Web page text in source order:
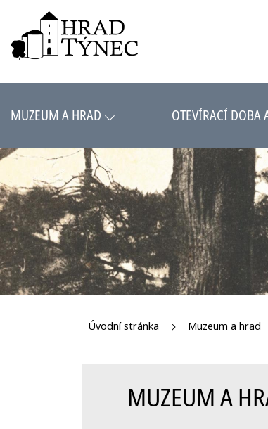
MUZEUM A HRAD OTEVÍRACÍ DOBA
Úvodní stránka Muzeum a hrad
MUZEUM A